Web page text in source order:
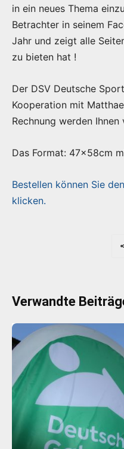
in ein neues Thema
Betrachter in seinem
Jahr und zeigt alle
zu bieten hat !
Der DSV Deutsche
Kooperation mit
Rechnung werden
Das Format: 47x58cm
Bestellen können Sie
klicken.
Verwandte